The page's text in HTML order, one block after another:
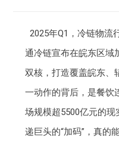
2025年Q1，冷链物流
通冷链宣布在皖东区域
双核，打造覆盖皖东、
一动作的背后，是餐饮
场规模超5500亿元的
递巨头的“加码”，真的